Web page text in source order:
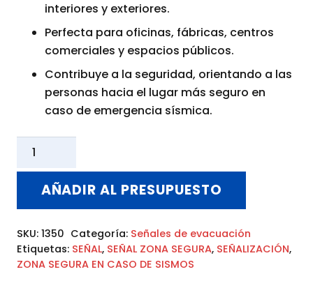
interiores y exteriores.
Perfecta para oficinas, fábricas, centros
comerciales y espacios públicos.
Contribuye a la seguridad, orientando a las
personas hacia el lugar más seguro en
caso de emergencia sísmica.
SEÑAL
CELTEX
ZONA
EN
CASO
DE
AÑADIR AL PRESUPUESTO
SKU: 1350 Categoría: Señales de evacuación
Etiquetas: SEÑAL, SEÑAL ZONA SEGURA, SEÑALIZACIÓN,
ZONA SEGURA EN CASO DE SISMOS